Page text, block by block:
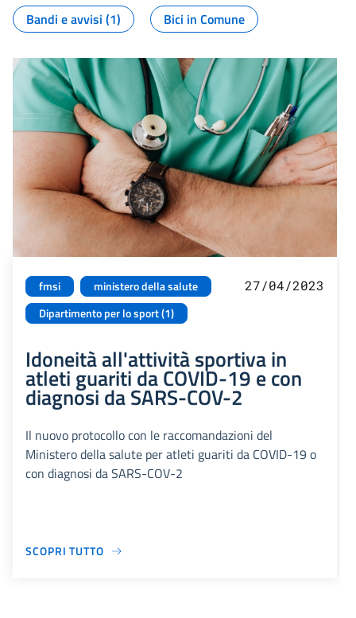
Bandi e avvisi (1)
Bici in Comune
fmsi
ministero della salute
Dipartimento per lo sport (1)
27/04/2023
Idoneità all'attività sportiva in
atleti guariti da COVID-19 e con
diagnosi da SARS-COV-2
Il nuovo protocollo con le raccomandazioni del
Ministero della salute per atleti guariti da COVID-19 o
con diagnosi da SARS-COV-2
SCOPRI TUTTO